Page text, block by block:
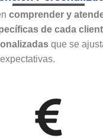
comprender y
de cada
que se